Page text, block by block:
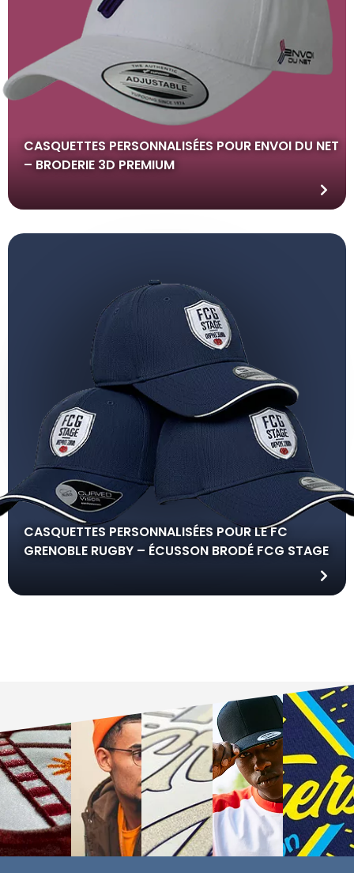
CASQUETTES PERSONNALISÉES POUR ENVOI DU NET
– BRODERIE 3D PREMIUM
CASQUETTES PERSONNALISÉES POUR LE FC
GRENOBLE RUGBY – ÉCUSSON BRODÉ FCG STAGE